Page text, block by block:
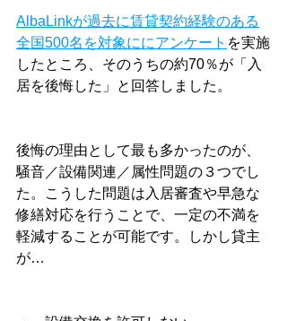
AlbaLinkが過去に賃貸契約経験のある
全国500名を対象ににアンケート を実施
したところ、そのうちの約70％が「入
居を後悔した」と回答しました。
後悔の理由として最も多かったのが、
騒音／設備関連／属性問題の３つでし
た。こうした問題は入居審査や早急な
修繕対応を行うことで、一定の不満を
軽減することが可能です。しかし貸主
が…